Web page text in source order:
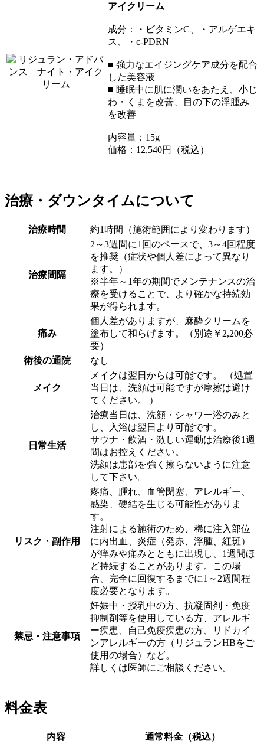
アイクリーム
成分：・ビタミンC、・アルゲエキ
ス、・c-PDRN
■ 強力なエイジングケア成分を配合
した美容液
■ 睡眠中に肌に潤いをあたえ、小じ
わ・くまを改善、目の下の浮腫み
を改善
内容量：15g
価格：12,540円（税込）
治療・ダウンタイムについて
治療時間 約1時間（施術範囲により変わります）
治療間隔
2～3週間に1回のペースで、3～4回程度
を推奨（症状や個人差によって異なり
ます。）
※半年～1年の期間でメンテナンスの治
療を受けることで、より確かな持続効
果が得られます。
痛み
個人差がありますが、麻酔クリームを
塗布して和らげます。（別途￥2,200必
要）
術後の通院
なし
メイク
メイクは翌日からは可能です。 （処置
当日は、洗顔は可能ですが摩擦は避け
てください。 ）
日常生活
治療当日は、洗顔・シャワー浴のみと
し、入浴は翌日より可能です。
サウナ・飲酒・激しい運動は治療後1週
間はお控えください。
洗顔は患部を強く擦らないように注意
して下さい。
リスク・副作用
疼痛、腫れ、血管閉塞、アレルギー、
感染、硬結を生じる可能性がありま
す。
注射による施術のため、稀に注入部位
に内出血、炎症（発赤、浮腫、紅斑）
が痒みや痛みとともに出現し、1週間ほ
ど持続することがあります。この場
合、完全に回復するまでに1～2週間程
度必要となります。
禁忌・注意事項
妊娠中・授乳中の方、抗凝固剤・免疫
抑制剤等を使用している方、アレルギ
ー疾患、自己免疫疾患の方、リドカイ
ンアレルギーの方（リジュランHBをご
使用の場合）など。
詳しくは医師にご相談ください。
料金表
内容 通常料金（税込）